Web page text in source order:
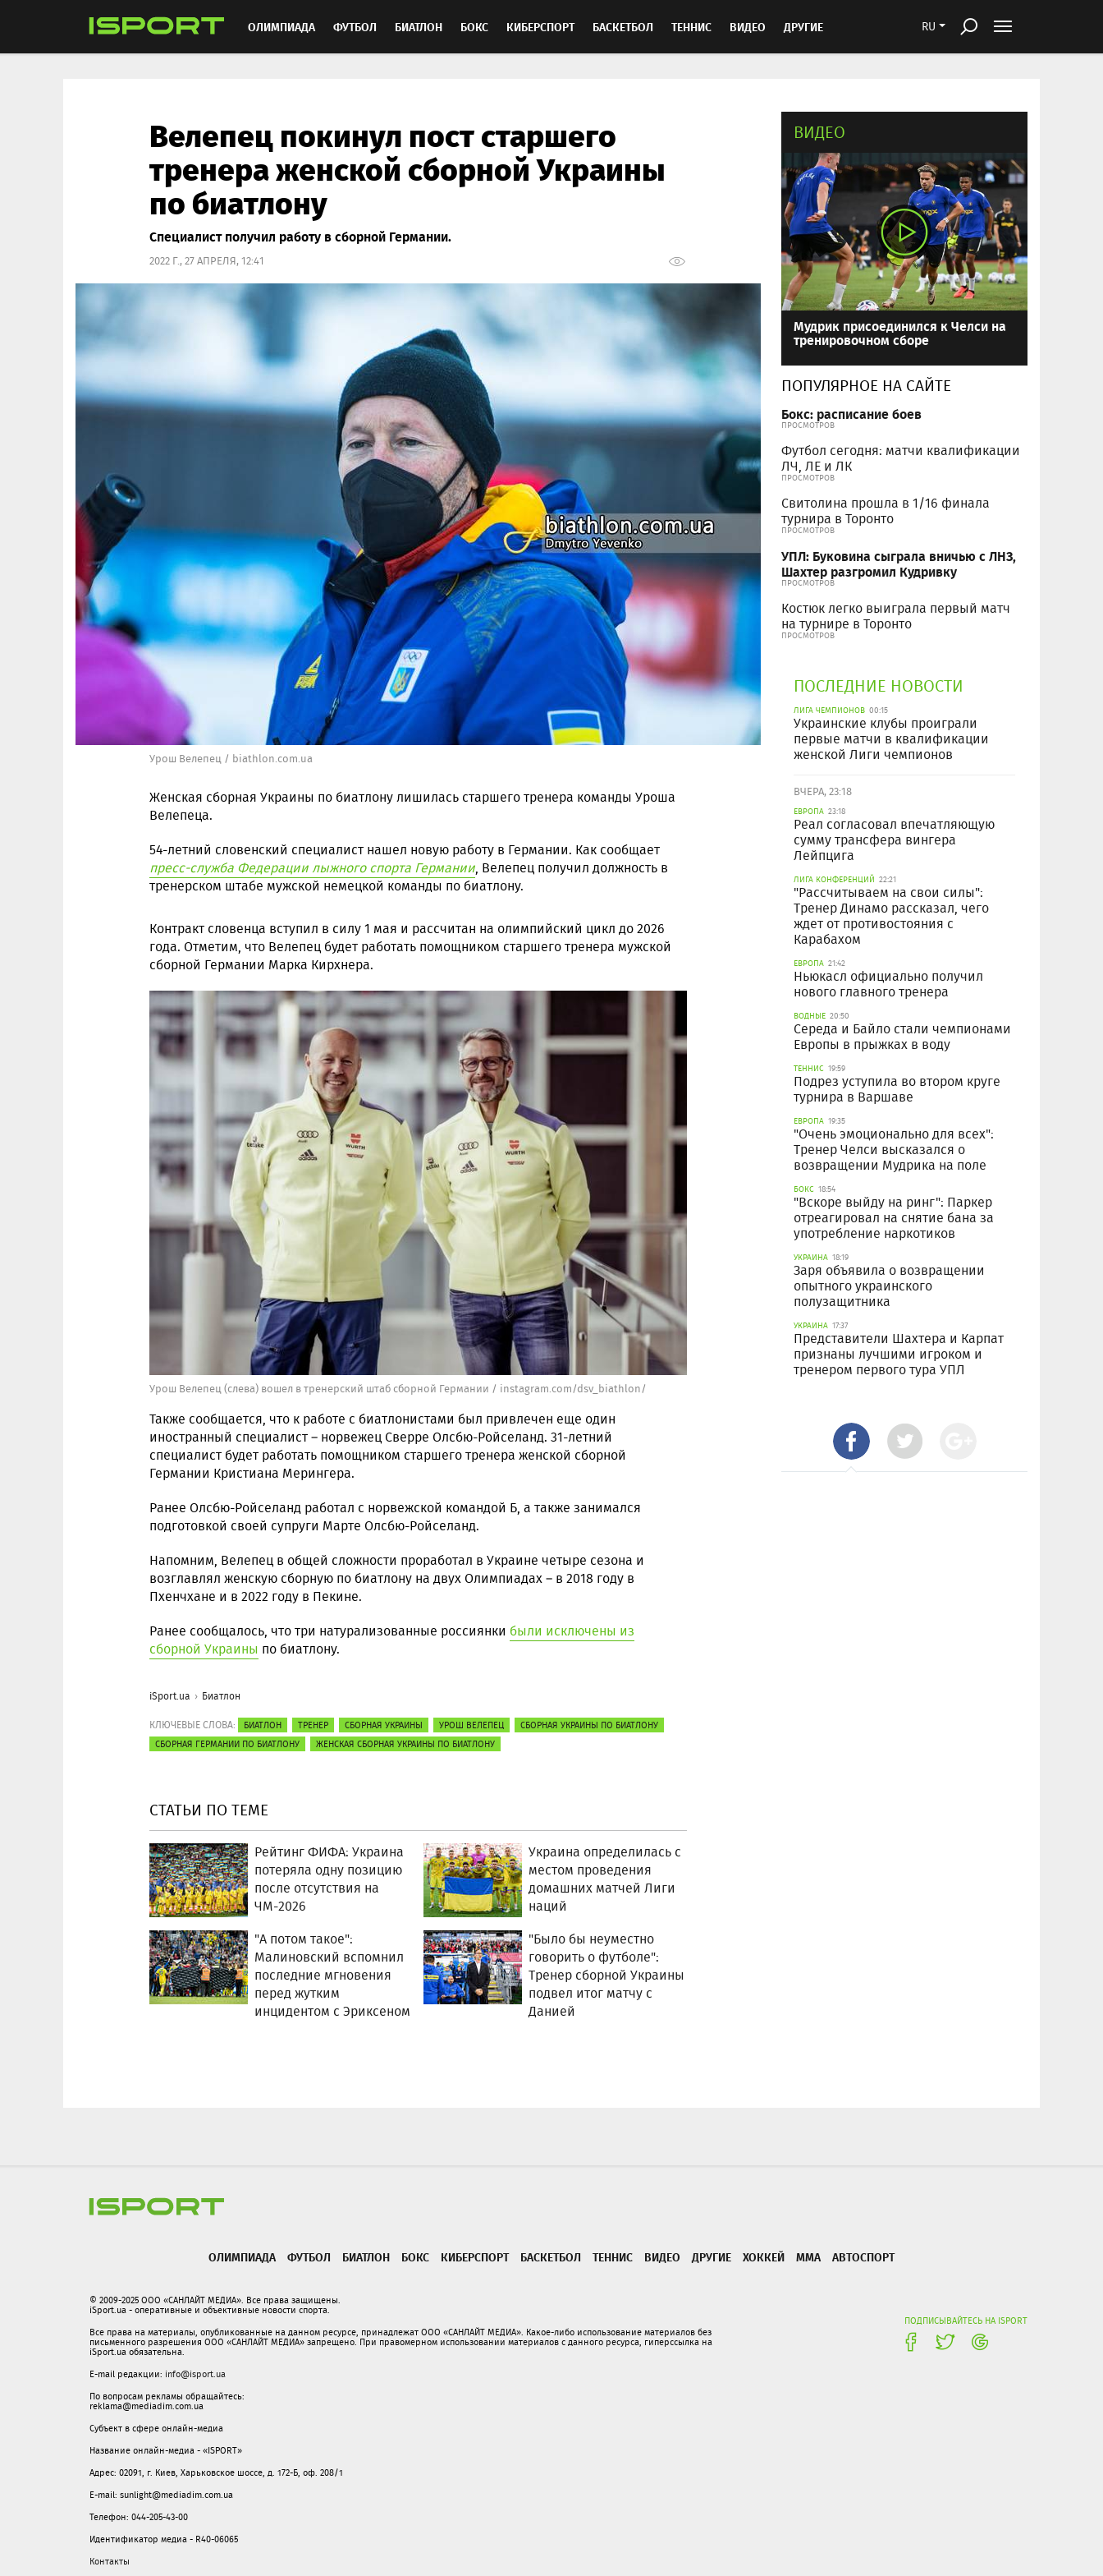
RU
ОЛИМПИАДА ФУТБОЛ БИАТЛОН БОКС КИБЕРСПОРТ БАСКЕТБОЛ ТЕННИС ВИДЕО ДРУГИЕ
Велепец покинул пост старшего
тренера женской сборной Украины
по биатлону
Специалист получил работу в сборной Германии.
2022 Г., 27 АПРЕЛЯ, 12:41
Урош Велепец / biathlon.com.ua
Женская сборная Украины по биатлону лишилась старшего тренера команды Уроша
Велепеца.
54-летний словенский специалист нашел новую работу в Германии. Как сообщает
пресс-служба Федерации лыжного спорта Германии, Велепец получил должность в
тренерском штабе мужской немецкой команды по биатлону.
Контракт словенца вступил в силу 1 мая и рассчитан на олимпийский цикл до 2026
года. Отметим, что Велепец будет работать помощником старшего тренера мужской
сборной Германии Марка Кирхнера.
Урош Велепец (слева) вошел в тренерский штаб сборной Германии / instagram.com/dsv_biathlon/
Также сообщается, что к работе с биатлонистами был привлечен еще один
иностранный специалист – норвежец Сверре Олсбю-Ройселанд. 31-летний
специалист будет работать помощником старшего тренера женской сборной
Германии Кристиана Мерингера.
Ранее Олсбю-Ройселанд работал с норвежской командой Б, а также занимался
подготовкой своей супруги Марте Олсбю-Ройселанд.
Напомним, Велепец в общей сложности проработал в Украине четыре сезона и
возглавлял женскую сборную по биатлону на двух Олимпиадах – в 2018 году в
Пхенчхане и в 2022 году в Пекине.
Ранее сообщалось, что три натурализованные россиянки были исключены из
сборной Украины по биатлону.
iSport.ua Биатлон
КЛЮЧЕВЫЕ СЛОВА: БИАТЛОН ТРЕНЕР СБОРНАЯ УКРАИНЫ УРОШ ВЕЛЕПЕЦ
СБОРНАЯ УКРАИНЫ ПО БИАТЛОНУ
СБОРНАЯ ГЕРМАНИИ ПО БИАТЛОНУ
ЖЕНСКАЯ СБОРНАЯ УКРАИНЫ ПО БИАТЛОНУ
СТАТЬИ ПО ТЕМЕ
Рейтинг ФИФА: Украина
потеряла одну позицию
после отсутствия на
ЧМ-2026
Украина определилась с
местом проведения
домашних матчей Лиги
наций
"А потом такое":
Малиновский вспомнил
последние мгновения
перед жутким
инцидентом с Эриксеном
"Было бы неуместно
говорить о футболе":
Тренер сборной Украины
подвел итог матчу с
Данией
ВИДЕО
Мудрик присоединился к Челси на
тренировочном сборе
ПОПУЛЯРНОЕ НА САЙТЕ
Бокс: расписание боев
ПРОСМОТРОВ
Футбол сегодня: матчи квалификации
ЛЧ, ЛЕ и ЛК
ПРОСМОТРОВ
Свитолина прошла в 1/16 финала
турнира в Торонто
ПРОСМОТРОВ
УПЛ: Буковина сыграла вничью с ЛНЗ,
Шахтер разгромил Кудривку
ПРОСМОТРОВ
Костюк легко выиграла первый матч
на турнире в Торонто
ПРОСМОТРОВ
ПОСЛЕДНИЕ НОВОСТИ
ЛИГА ЧЕМПИОНОВ 00:15
Украинские клубы проиграли
первые матчи в квалификации
женской Лиги чемпионов
ВЧЕРА, 23:18
ЕВРОПА 23:18
Реал согласовал впечатляющую
сумму трансфера вингера
Лейпцига
ЛИГА КОНФЕРЕНЦИЙ 22:21
"Рассчитываем на свои силы":
Тренер Динамо рассказал, чего
ждет от противостояния с
Карабахом
ЕВРОПА 21:42
Ньюкасл официально получил
нового главного тренера
ВОДНЫЕ 20:50
Середа и Байло стали чемпионами
Европы в прыжках в воду
ТЕННИС 19:59
Подрез уступила во втором круге
турнира в Варшаве
ЕВРОПА 19:35
"Очень эмоционально для всех":
Тренер Челси высказался о
возвращении Мудрика на поле
БОКС 18:54
"Вскоре выйду на ринг": Паркер
отреагировал на снятие бана за
употребление наркотиков
УКРАИНА 18:19
Заря объявила о возвращении
опытного украинского
полузащитника
УКРАИНА 17:37
Представители Шахтера и Карпат
признаны лучшими игроком и
тренером первого тура УПЛ
ОЛИМПИАДА ФУТБОЛ БИАТЛОН БОКС КИБЕРСПОРТ БАСКЕТБОЛ ТЕННИС ВИДЕО ДРУГИЕ ХОККЕЙ ММА АВТОСПОРТ
ПОДПИСЫВАЙТЕСЬ НА ISPORT
© 2009-2025 ООО «САНЛАЙТ МЕДИА». Все права защищены.
iSport.ua - оперативные и объективные новости спорта.
Все права на материалы, опубликованные на данном ресурсе, принадлежат ООО «САНЛАЙТ МЕДИА». Какое-либо использование материалов без
письменного разрешения ООО «САНЛАЙТ МЕДИА» запрещено. При правомерном использовании материалов с данного ресурса, гиперссылка на
iSport.ua обязательна.
E-mail редакции: info@isport.ua
По вопросам рекламы обращайтесь:
reklama@mediadim.com.ua
Субъект в сфере онлайн-медиа
Название онлайн-медиа - «ISPORT»
Адрес: 02091, г. Киев, Харьковское шоссе, д. 172-Б, оф. 208/1
E-mail: sunlight@mediadim.com.ua
Телефон: 044-205-43-00
Идентификатор медиа - R40-06065
Контакты